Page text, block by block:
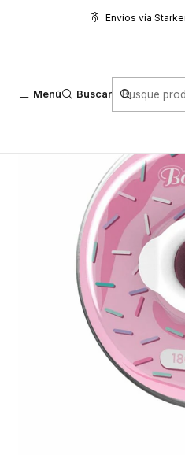
Menú Buscar
Envios vía
Manicure Limas y Buffer